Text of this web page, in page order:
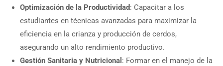
Optimización de la Productividad: Capacitar a los
estudiantes en técnicas avanzadas para maximizar la
eficiencia en la crianza y producción de cerdos,
asegurando un alto rendimiento productivo.
Gestión Sanitaria y Nutricional : Formar en el manejo de la